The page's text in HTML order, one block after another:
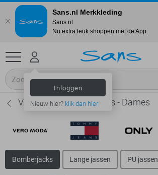
Inloggen
Nieuw hier? klik dan hier
Vero Moda Bomberjacks - Dames
Bomberjacks Lange jassen PU jassen
Sans.nl Merkkleding
Sans.nl
Nu extra leuk shoppen met de App.